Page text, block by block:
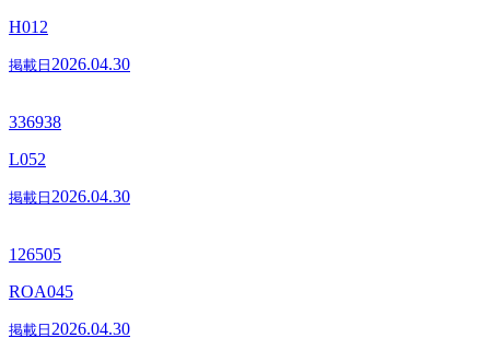
H012
掲載日 2026.04.30
336938
L052
掲載日 2026.04.30
126505
ROA045
掲載日 2026.04.30